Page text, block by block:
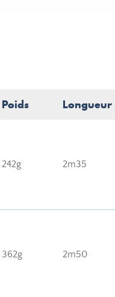
Poids Longueur
242g 2m35
362g 2m50